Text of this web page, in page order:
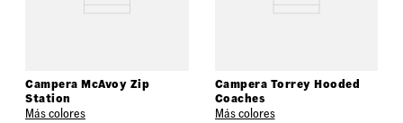
Campera McAvoy Zip
Station
Más colores
Campera Torrey Hooded
Coaches
Más colores